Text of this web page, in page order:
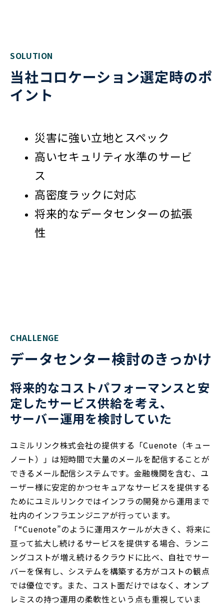
SOLUTION
当社コロケーション選定時のポ
イント
災害に強い立地とスペック
高いセキュリティ水準のサービ
ス
高密度ラックに対応
将来的なデータセンターの拡張
性
CHALLENGE
データセンター検討のきっかけ
将来的なコストパフォーマンスと安
定したサービス供給を考え、
サーバー運用を検討していた
ユミルリンク株式会社の提供する「Cuenote（キュー
ノート）」は短時間で大量のメールを配信することが
できるメール配信システムです。金融機関を含む、ユ
ーザー様に安定的かつセキュアなサービスを提供する
ためにユミルリンクではインフラの開発から運用まで
社内のインフラエンジニアが行っています。
「“Cuenote”のように運用スケールが大きく、将来に
亘って拡大し続けるサービスを提供する場合、ランニ
ングコストが増え続けるクラウドに比べ、自社でサー
バーを保有し、システムを構築する方がコストの観点
では優位です。また、コスト面だけではなく、オンプ
レミスの持つ運用の柔軟性という点も重視していま